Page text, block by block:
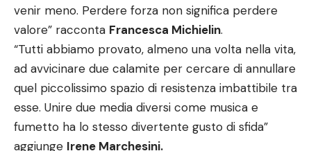
venir meno. Perdere forza non significa perdere
valore” racconta Francesca Michielin.
“Tutti abbiamo provato, almeno una volta nella vita,
ad avvicinare due calamite per cercare di annullare
quel piccolissimo spazio di resistenza imbattibile tra
esse. Unire due media diversi come musica e
fumetto ha lo stesso divertente gusto di sfida”
aggiunge Irene Marchesini.